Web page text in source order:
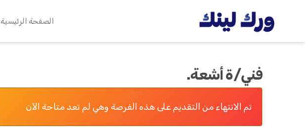
الصفحة الرئيسية
فني/ة أشعة.
تم الانتهاء من التقديم على هذه الفرصة وهي لم تعد متاحة الآن